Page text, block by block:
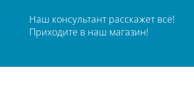
Наш консультант расскажет всё!
Приходите в наш магазин!